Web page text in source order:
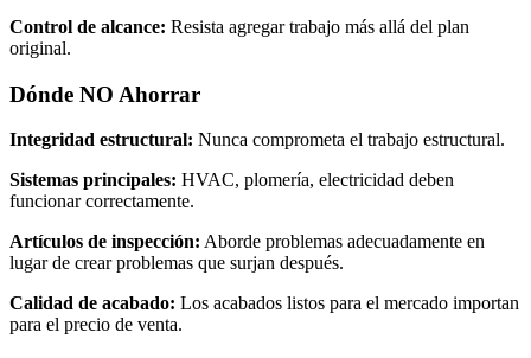
Control de alcance: Resista agregar trabajo más allá del plan
original.
Dónde NO Ahorrar
Integridad estructural: Nunca comprometa el trabajo estructural.
Sistemas principales: HVAC, plomería, electricidad deben
funcionar correctamente.
Artículos de inspección: Aborde problemas adecuadamente en
lugar de crear problemas que surjan después.
Calidad de acabado: Los acabados listos para el mercado importan
para el precio de venta.